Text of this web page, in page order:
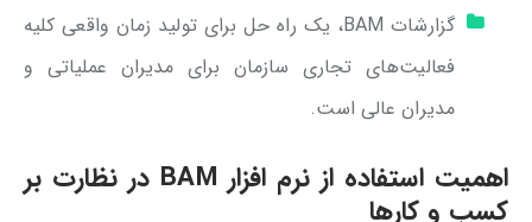
گزارشات BAM، یک راه حل برای تولید زمان واقعی کلیه
فعالیت‌های تجاری سازمان برای مدیران عملیاتی و
مدیران عالی است.
اهمیت استفاده از نرم افزار BAM در نظارت بر
کسب و کارها